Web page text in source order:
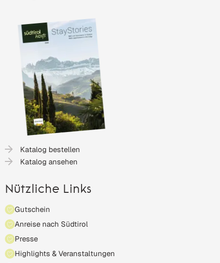
Katalog bestellen
Katalog ansehen
Nützliche Links
Gutschein
Anreise nach Südtirol
Presse
Highlights & Veranstaltungen